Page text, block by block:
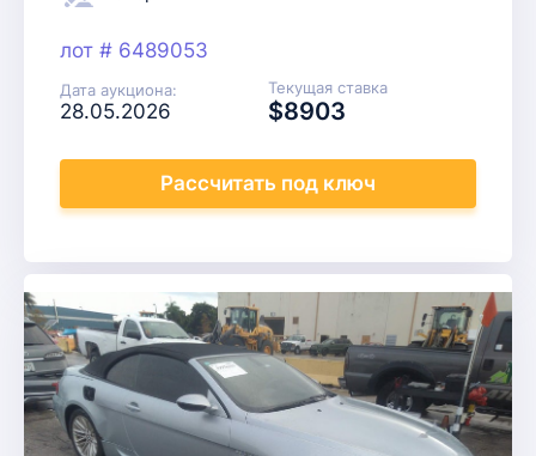
лот # 6489053
Дата аукциона:
28.05.2026
Текущая ставка
$8903
Рассчитать под ключ